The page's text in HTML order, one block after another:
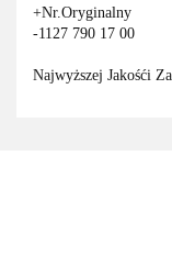
+Nr.Oryginalny
-1127 790 17 00
Najwyższej Jakośći